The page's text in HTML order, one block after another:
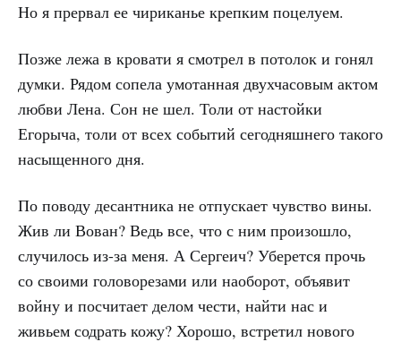
Но я прервал ее чириканье крепким поцелуем.
Позже лежа в кровати я смотрел в потолок и гонял
думки. Рядом сопела умотанная двухчасовым актом
любви Лена. Сон не шел. Толи от настойки
Егорыча, толи от всех событий сегодняшнего такого
насыщенного дня.
По поводу десантника не отпускает чувство вины.
Жив ли Вован? Ведь все, что с ним произошло,
случилось из-за меня. А Сергеич? Уберется прочь
со своими головорезами или наоборот, объявит
войну и посчитает делом чести, найти нас и
живьем содрать кожу? Хорошо, встретил нового